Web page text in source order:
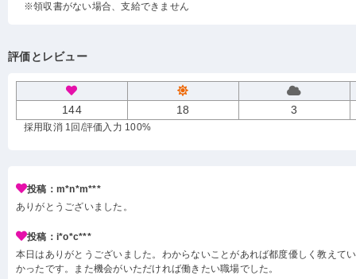
※領収書がない場合、支給できません
評価とレビュー
144 18 3
採用取消 1回 /評価入力 100%
投稿：m*n*m***
ありがとうございました。
投稿：i*o*c***
本日はありがとうございました。わからないことがあれば都度優しく教えて
かったです。また機会がいただければ働きたい職場でした。